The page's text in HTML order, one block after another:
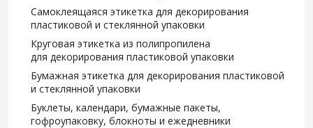
Самоклеящаяся этикетка для декорирования
пластиковой и стеклянной упаковки
Круговая этикетка из полипропилена
для декорирования пластиковой упаковки
Бумажная этикетка для декорирования пластиковой
и стеклянной упаковки
Буклеты, календари, бумажные пакеты,
гофроупаковку, блокноты и ежедневники